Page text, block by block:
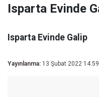
Isparta Evinde
Isparta Evinde Galip
Yayınlanma: 13 Şubat 2022 14:59